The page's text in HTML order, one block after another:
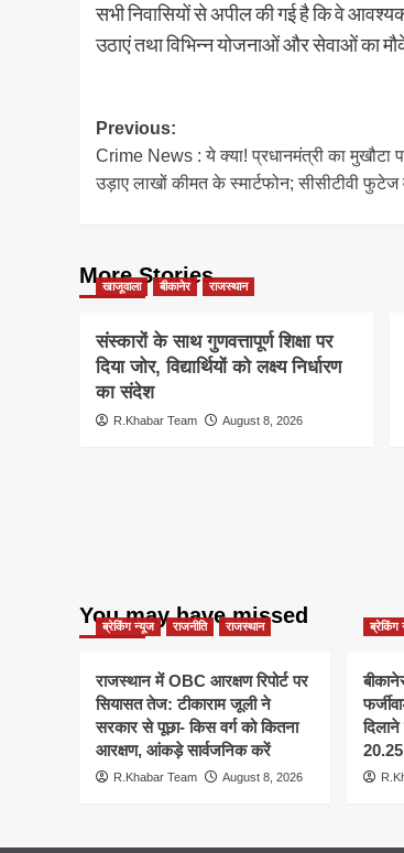
सभी निवासियों से अपील की गई है कि वे
उठाएं तथा विभिन्न योजनाओं और सेवाओं का
Post
navigation
Previous:
Crime News : ये क्या! प्रधानमंत्री का मुखौटा
उड़ाए लाखों कीमत के स्मार्टफोन; सीसीटीवी फुटेज
More Stories
खाजूवाला बीकानेर राजस्थान
संस्कारों के साथ गुणवत्तापूर्ण शिक्षा पर
दिया जोर, विद्यार्थियों को लक्ष्य निर्धारण
का संदेश
R.Khabar Team August 8, 2026
You may have missed
ब्रेकिंग न्यूज राजनीति राजस्थान
राजस्थान में OBC आरक्षण रिपोर्ट पर
सियासत तेज: टीकाराम जूली ने
सरकार से पूछा- किस वर्ग को कितना
आरक्षण, आंकड़े सार्वजनिक करें
R.Khabar Team August 8, 2026
ब्रेकिंग